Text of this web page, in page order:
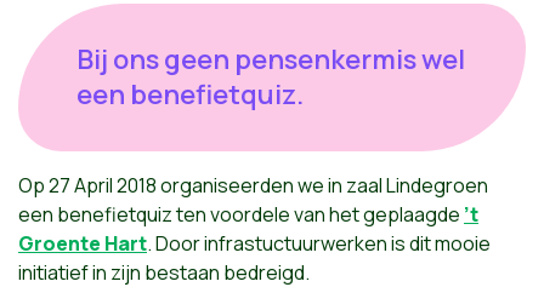
Bij ons geen pensenkermis wel
een benefietquiz.
Op 27 April 2018 organiseerden we in zaal Lindegroen
een benefietquiz ten voordele van het geplaagde ’t
Groente Hart. Door infrastuctuurwerken is dit mooie
initiatief in zijn bestaan bedreigd.